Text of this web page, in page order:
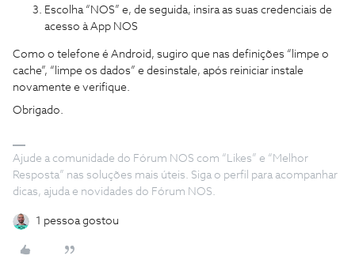
Escolha “NOS” e, de seguida, insira as suas credenciais de
acesso à App NOS
Como o telefone é Android, sugiro que nas definições “limpe o
cache”, “limpe os dados” e desinstale, após reiniciar instale
novamente e verifique.
Obrigado.
Ajude a comunidade do Fórum NOS com “Likes” e “Melhor
Resposta” nas soluções mais úteis. Siga o perfil para acompanhar
dicas, ajuda e novidades do Fórum NOS.
1 pessoa gostou